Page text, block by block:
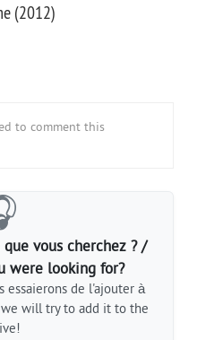
(2012)
to comment this
vous cherchez ? /
were looking for?
essaierons de l'ajouter à
will try to add it to the